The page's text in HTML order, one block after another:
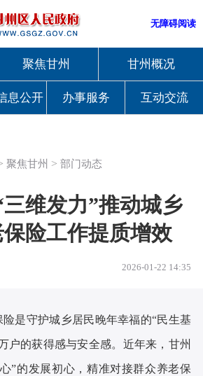
无障碍阅读
聚焦甘州 甘州概况
息公开 办事服务 互动交流
聚焦甘州 >部门动态
维发力”推动城乡
险工作提质增效
2026-01-22 14:35
是守护城乡居民晚年幸福的“民生基
户的获得感与安全感。近年来，甘州
”的发展初心，精准对接群众养老保